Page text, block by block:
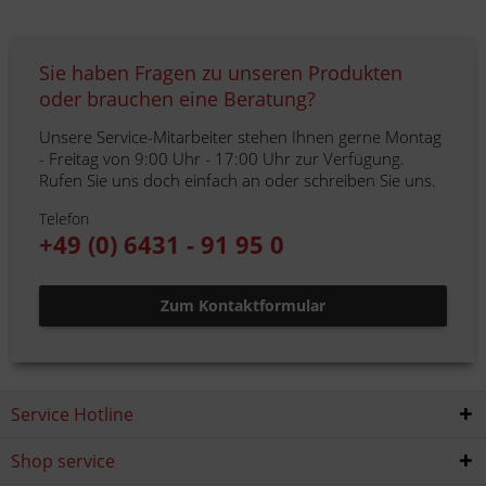
Sie haben Fragen zu unseren Produkten
oder brauchen eine Beratung?
Unsere Service-Mitarbeiter stehen Ihnen gerne Montag
- Freitag von 9:00 Uhr - 17:00 Uhr zur Verfügung.
Rufen Sie uns doch einfach an oder schreiben Sie uns.
Telefon
+49 (0) 6431 - 91 95 0
Zum Kontaktformular
Service Hotline
Shop service